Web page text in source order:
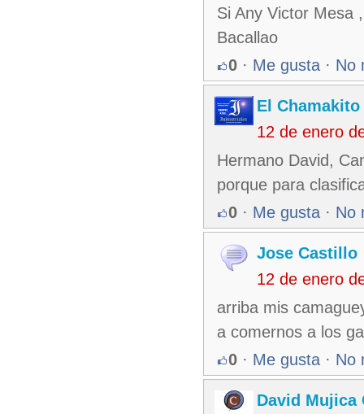
Si Any Victor Mesa
Bacallao
0 · Me gusta · No
El Chamakito
12 de enero
Hermano David,
porque para
0 · Me gusta · No
Jose Castillo
12 de enero
arriba mis
a comernos a los
0 · Me gusta · No
David Mujica